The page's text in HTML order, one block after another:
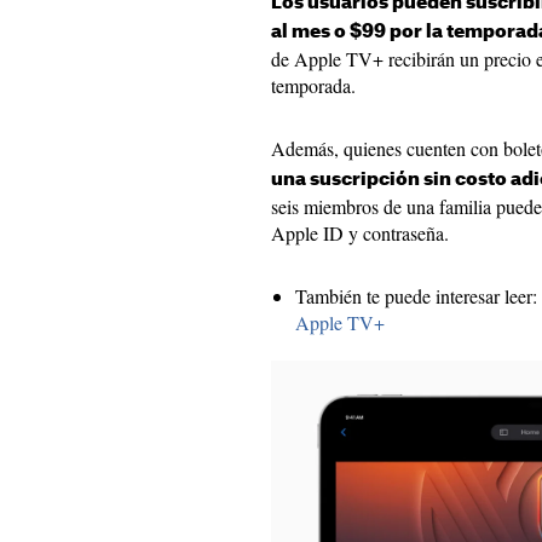
al mes o $99 por la
de Apple TV+ recibirán un precio
temporada.
Además, quienes cuenten con
una suscripción sin costo
seis miembros de una familia
Apple ID y contraseña.
También te puede interesar leer:
Apple TV+